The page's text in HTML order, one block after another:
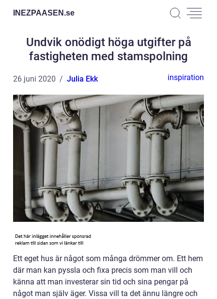
INEZPAASEN.se
Undvik onödigt höga utgifter på
fastigheten med stamspolning
26 juni 2020 Julia Ekk inspiration
Ett eget hus är något som många drömmer om. Ett hem
där man kan pyssla och fixa precis som man vill och
känna att man investerar sin tid och sina pengar på
något man själv äger. Vissa vill ta det ännu längre och